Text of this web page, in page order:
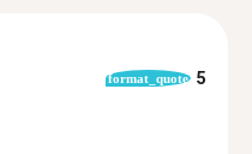
format_quote 5